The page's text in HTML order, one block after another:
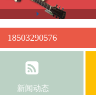
18503290576
新闻动态